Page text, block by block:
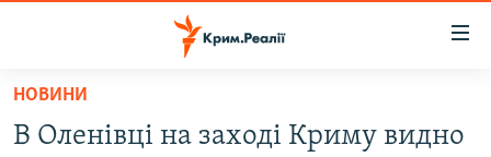
Перейти
основного
НОВИНИ
В Оленівці на заході Криму видно